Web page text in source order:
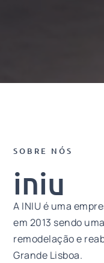
SOBRE NÓS
iniu
A INIU é uma
em 2013 sendo
remodelação e
Grande Lisboa.